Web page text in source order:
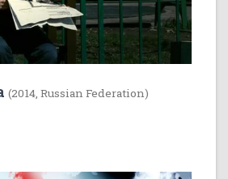
(2014, Russian Federation)